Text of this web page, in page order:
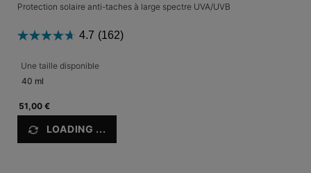
Protection solaire anti-taches à large spectre UVA/UVB
4.7 (162)
Une taille disponible
40 ml
51,00 €
LOADING ...